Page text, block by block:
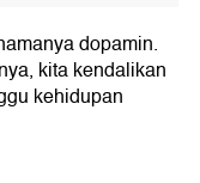
dopamin.
kita kendalikan
kehidupan